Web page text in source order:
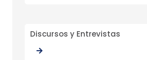
Discursos y Entrevistas